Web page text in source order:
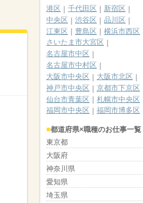
港区
千代田区
新宿区
中央区
渋谷区
品川区
江東区
豊島区
横浜市西区
さいたま市大宮区
名古屋市中区
名古屋市中村区
大阪市中央区
大阪市北区
神戸市中央区
京都市下京区
仙台市青葉区
札幌市中央区
福岡市中央区
福岡市博多区
都道府県×職種のお仕事一覧
東京都
大阪府
神奈川県
愛知県
埼玉県